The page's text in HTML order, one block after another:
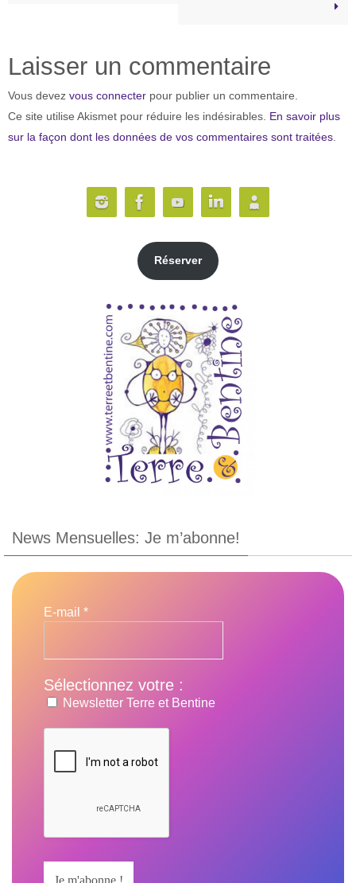
Laisser un commentaire
Vous devez vous connecter pour publier un commentaire.
Ce site utilise Akismet pour réduire les indésirables. En savoir plus
sur la façon dont les données de vos commentaires sont traitées
Réserver
News Mensuelles: Je m’abonne!
E-mail *
Sélectionnez votre :
Newsletter Terre et Bentine